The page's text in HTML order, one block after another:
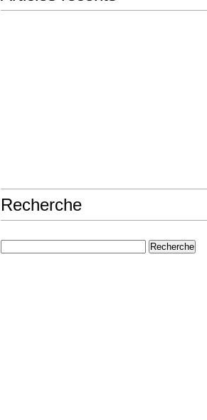
Recherche